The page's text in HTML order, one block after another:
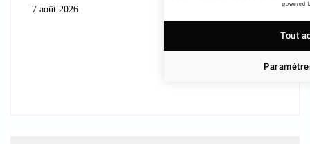
7 août 2026 powered
Tout